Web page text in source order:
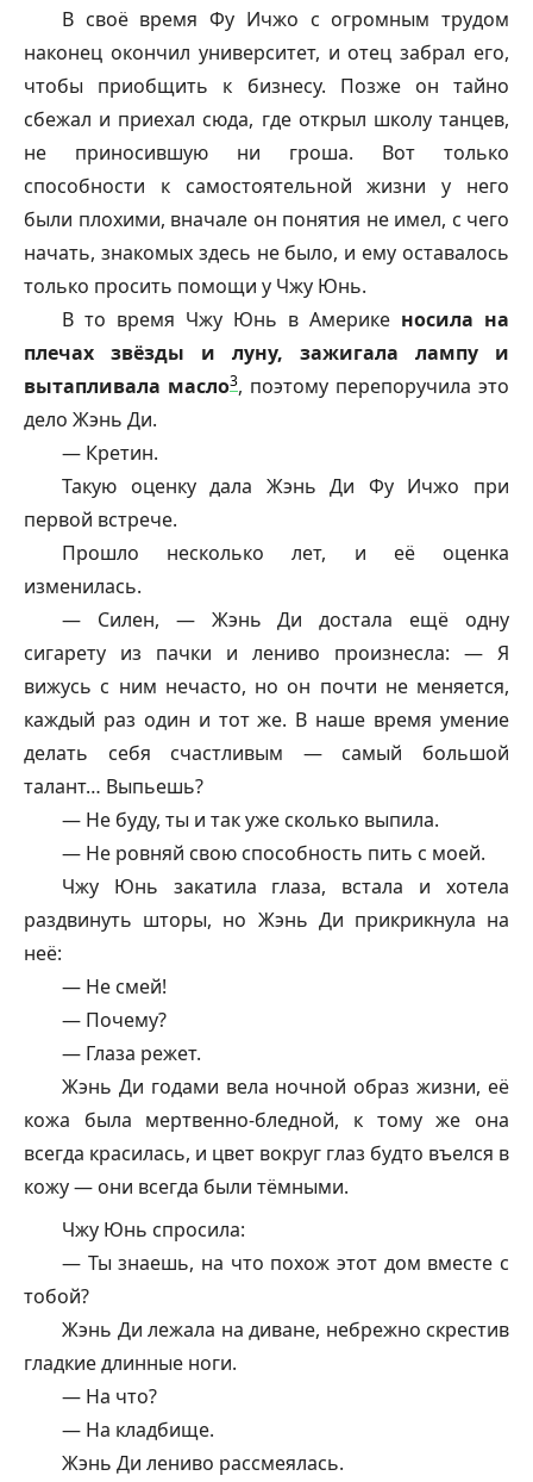
В своё время Фу Ичжо с огромным трудом
наконец окончил университет, и отец забрал его,
чтобы приобщить к бизнесу. Позже он тайно
сбежал и приехал сюда, где открыл школу танцев,
не приносившую ни гроша. Вот только
способности к самостоятельной жизни у него
были плохими, вначале он понятия не имел, с чего
начать, знакомых здесь не было, и ему оставалось
только просить помощи у Чжу Юнь.
В то время Чжу Юнь в Америке носила на
плечах звёзды и луну, зажигала лампу и
вытапливала масло3, поэтому перепоручила это
дело Жэнь Ди.
— Кретин.
Такую оценку дала Жэнь Ди Фу Ичжо при
первой встрече.
Прошло несколько лет, и её оценка
изменилась.
— Силен, — Жэнь Ди достала ещё одну
сигарету из пачки и лениво произнесла: — Я
вижусь с ним нечасто, но он почти не меняется,
каждый раз один и тот же. В наше время умение
делать себя счастливым — самый большой
талант… Выпьешь?
— Не буду, ты и так уже сколько выпила.
— Не ровняй свою способность пить с моей.
Чжу Юнь закатила глаза, встала и хотела
раздвинуть шторы, но Жэнь Ди прикрикнула на
неё:
— Не смей!
— Почему?
— Глаза режет.
Жэнь Ди годами вела ночной образ жизни, её
кожа была мертвенно-бледной, к тому же она
всегда красилась, и цвет вокруг глаз будто въелся в
кожу — они всегда были тёмными.
Чжу Юнь спросила:
— Ты знаешь, на что похож этот дом вместе с
тобой?
Жэнь Ди лежала на диване, небрежно скрестив
гладкие длинные ноги.
— На что?
— На кладбище.
Жэнь Ди лениво рассмеялась.